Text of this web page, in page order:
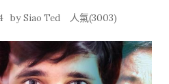
bySiao Ted 人氣(3003)